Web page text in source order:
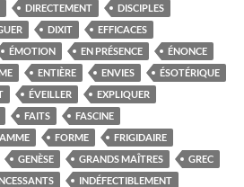
DIRECTEMENT
DISCIPLES
DIXIT
EFFICACES
ÉMOTION EN PRÉSENCE
ÉNONCE
ENTIÈRE ENVIES
ÉSOTÉRIQUE
ÉVEILLER
EXPLIQUER
FAITS
FASCINE
FORME
FRIGIDAIRE
GENÈSE GRANDS MAÎTRES
GREC
INDÉFECTIBLEMENT